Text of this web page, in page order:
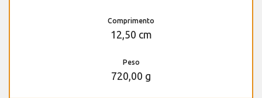
Comprimento
12,50 cm
Peso
720,00 g